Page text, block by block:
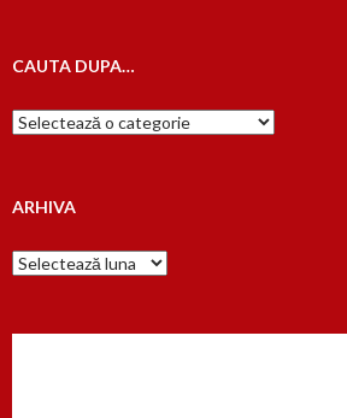
CAUTA DUPA…
Cauta
dupa…
ARHIVA
Arhiva